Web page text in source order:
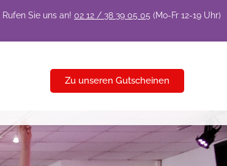
Rufen Sie uns an! 02 12 / 38 39 05 05 (Mo-Fr 12-19 Uhr)
Zu unseren Gutscheinen